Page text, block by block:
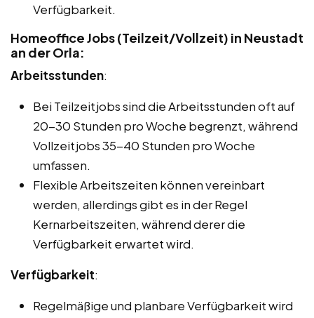
Verfügbarkeit.
Homeoffice Jobs (Teilzeit/Vollzeit) in Neustadt
an der Orla:
Arbeitsstunden:
Bei Teilzeitjobs sind die Arbeitsstunden oft auf
20-30 Stunden pro Woche begrenzt, während
Vollzeitjobs 35-40 Stunden pro Woche
umfassen.
Flexible Arbeitszeiten können vereinbart
werden, allerdings gibt es in der Regel
Kernarbeitszeiten, während derer die
Verfügbarkeit erwartet wird.
Verfügbarkeit:
Regelmäßige und planbare Verfügbarkeit wird